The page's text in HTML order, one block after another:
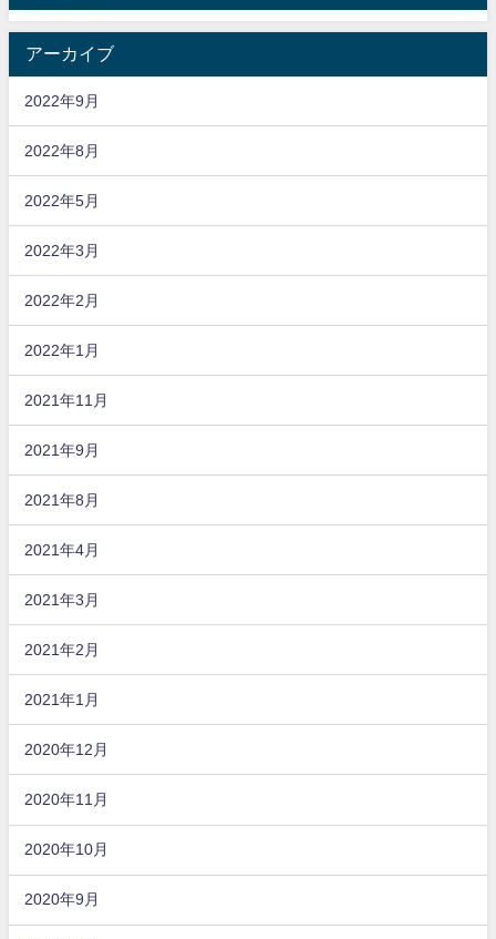
アーカイブ
2022年9月
2022年8月
2022年5月
2022年3月
2022年2月
2022年1月
2021年11月
2021年9月
2021年8月
2021年4月
2021年3月
2021年2月
2021年1月
2020年12月
2020年11月
2020年10月
2020年9月